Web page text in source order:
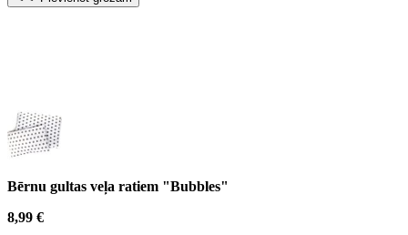
Bērnu gultas veļa ratiem "Bubbles"
8,99 €